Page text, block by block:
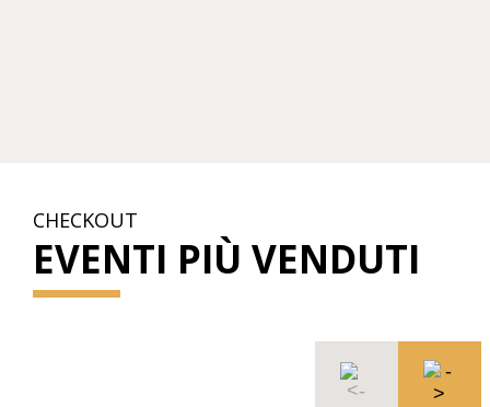
CHECKOUT
EVENTI PIÙ VENDUTI